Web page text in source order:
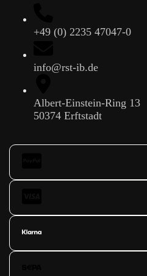
+49 (0) 2235 47047-0
info@rst-ib.de
Albert-Einstein-Ring 13
50374 Erftstadt